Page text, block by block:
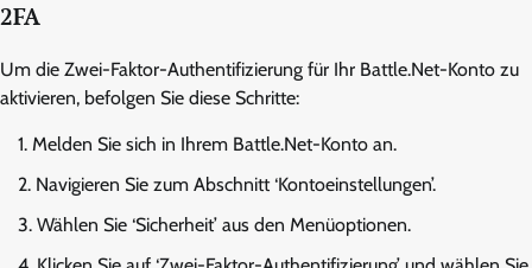
2FA
Um die Zwei-Faktor-Authentifizierung für Ihr Battle.Net-Konto zu
aktivieren, befolgen Sie diese Schritte:
Melden Sie sich in Ihrem Battle.Net-Konto an.
Navigieren Sie zum Abschnitt ‘Kontoeinstellungen’.
Wählen Sie ‘Sicherheit’ aus den Menüoptionen.